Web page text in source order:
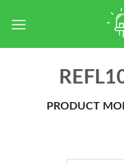
PRODUCT